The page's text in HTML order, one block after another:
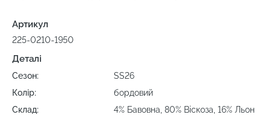
Артикул
225-0210-1950
Деталі
Сезон:
SS26
Колір:
бордовий
Склад:
4% Бавовна, 80% Віскоза, 16% Льон